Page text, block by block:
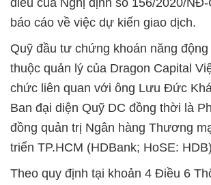
báo cáo về việc dự kiến giao dịch.
Quỹ đầu tư chứng khoán năng
thuộc quản lý của Dragon Capital
chức liên quan với ông Lưu Đức
Ban đại diện Quỹ DC đồng thời là
đồng quản trị Ngân hàng Thương
triển TP.HCM (HDBank; HoSE:
Theo quy định tại khoản 4 Điều 6